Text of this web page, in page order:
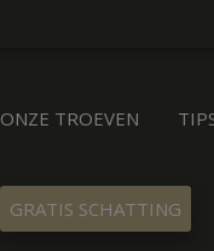
ONZE TROEVEN
GRATIS SCHATTING